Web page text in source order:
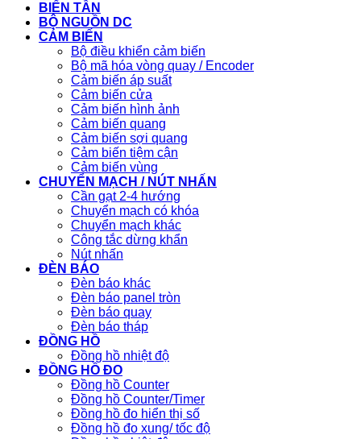
BIẾN TẦN
BỘ NGUỒN DC
CẢM BIẾN
Bộ điều khiển cảm biến
Bộ mã hóa vòng quay / Encoder
Cảm biến áp suất
Cảm biến cửa
Cảm biến hình ảnh
Cảm biến quang
Cảm biến sợi quang
Cảm biến tiệm cận
Cảm biến vùng
CHUYỂN MẠCH / NÚT NHẤN
Cần gạt 2-4 hướng
Chuyển mạch có khóa
Chuyển mạch khác
Công tắc dừng khẩn
Nút nhấn
ĐÈN BÁO
Đèn báo khác
Đèn báo panel tròn
Đèn báo quay
Đèn báo tháp
ĐỒNG HỒ
Đồng hồ nhiệt độ
ĐỒNG HỒ ĐO
Đồng hồ Counter
Đồng hồ Counter/Timer
Đồng hồ đo hiển thị số
Đồng hồ đo xung/ tốc độ